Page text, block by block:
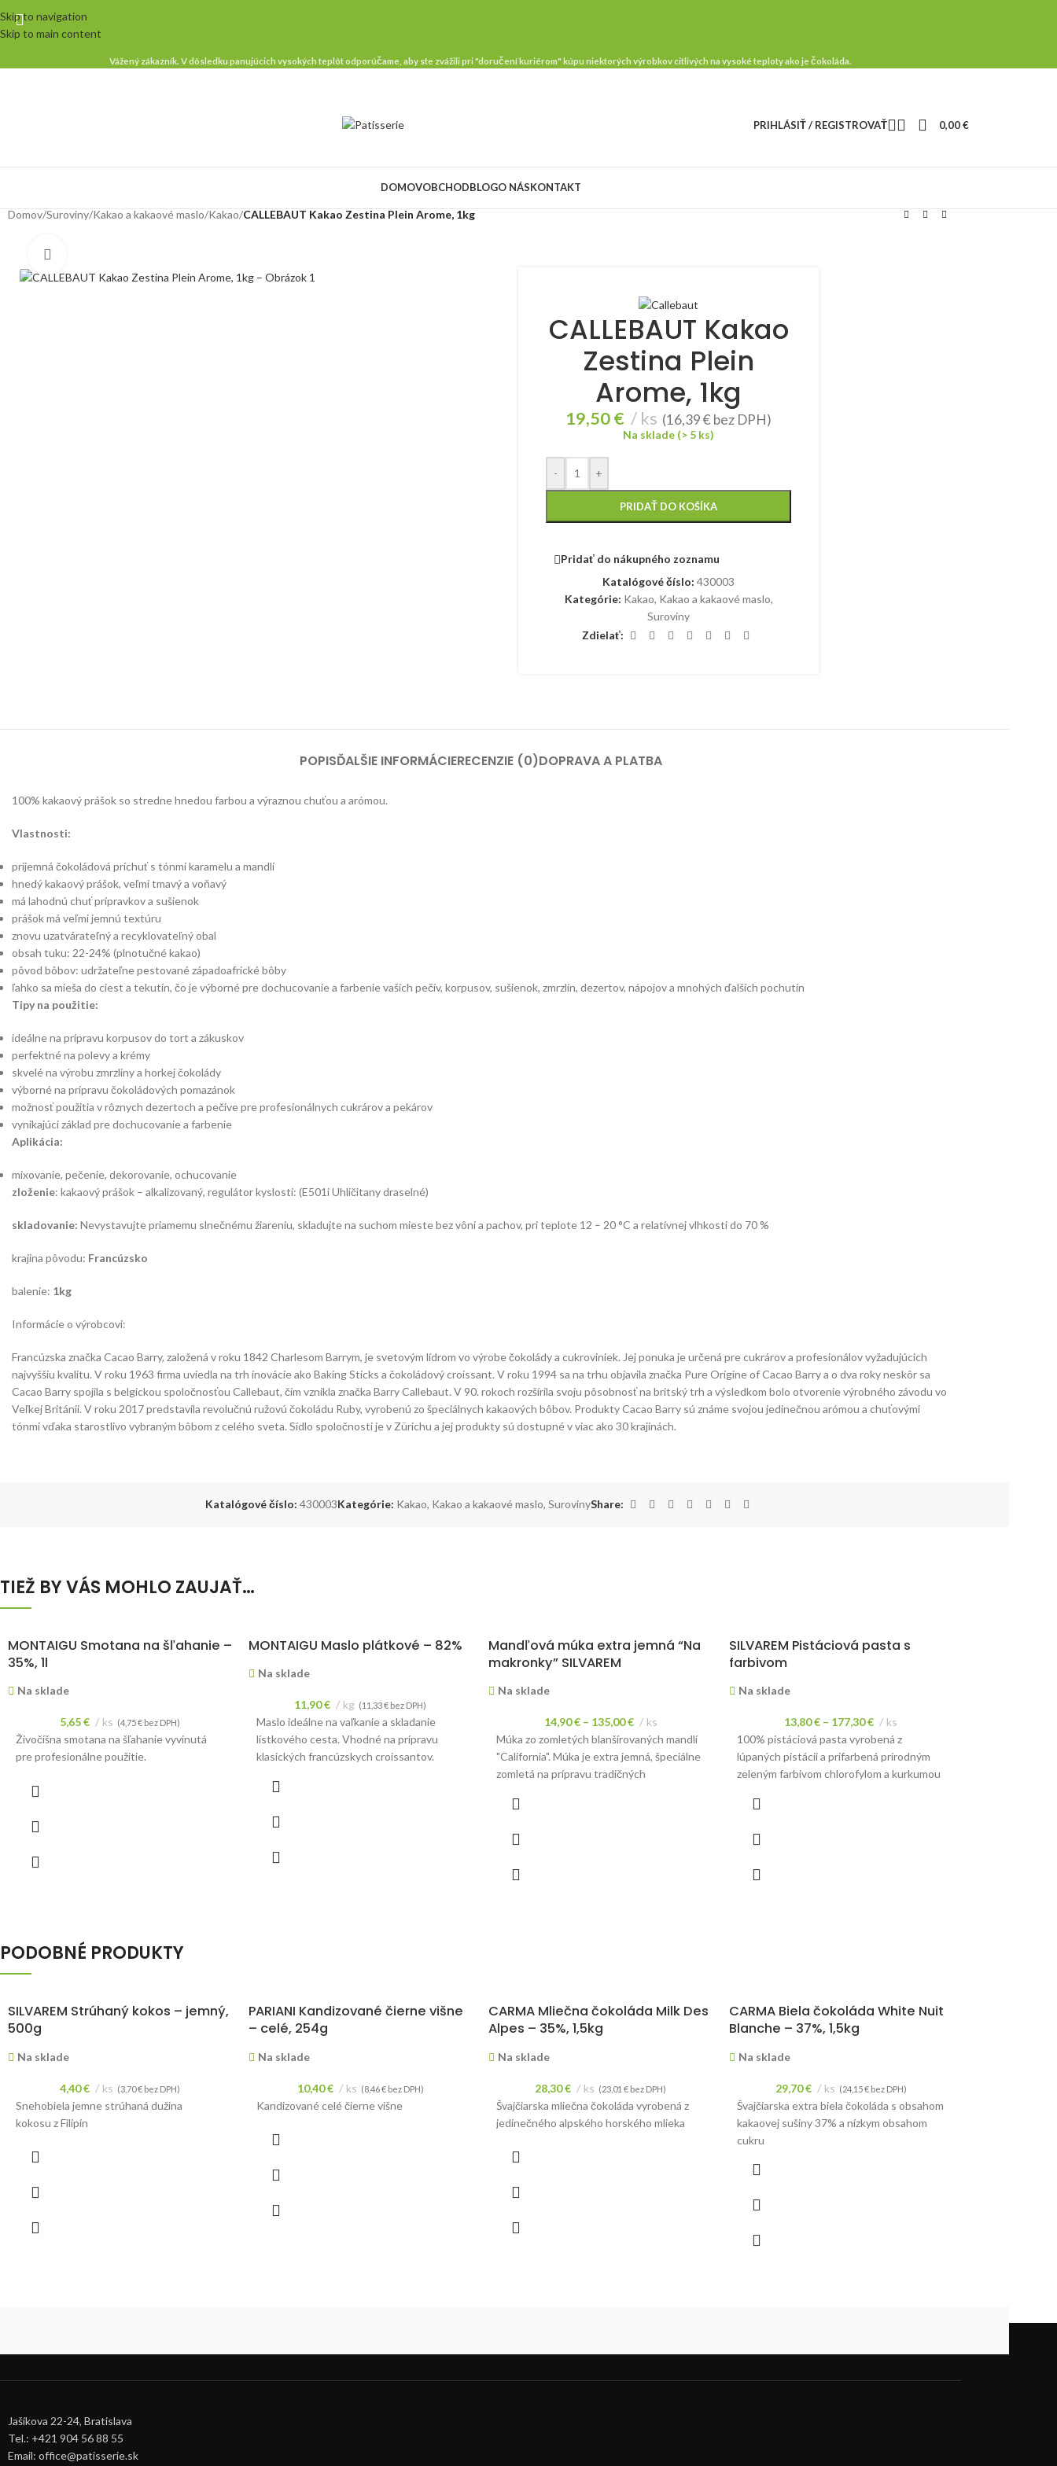
Skip to navigation
Skip to main content
Vážený zákazník. V dôsledku panujúcich vysokých teplôt odporúčame, aby ste zvážili pri "doručení kuriérom" kúpu niektorých výrobkov citlivých na vysoké teploty ako je čokoláda.
PRIHLÁSIŤ / REGISTROVAŤ 0,00€
DOMOVOBCHODBLOGO NÁSKONTAKT
Domov/Suroviny/Kakao a kakaové maslo/Kakao/CALLEBAUT Kakao Zestina Plein Arome, 1kg
CALLEBAUT Kakao
Zestina Plein
Arome, 1kg
19,50€ ks (16,39€ bez DPH)
Na sklade (> 5 ks)
- +
PRIDAŤ DO KOŠÍKA
Pridať do nákupného zoznamu
Katalógové číslo:430003
Kategórie: Kakao, Kakao a kakaové maslo,
Suroviny
Zdielať:
POPISĎALŠIE INFORMÁCIERECENZIE (0)DOPRAVA A PLATBA
100% kakaový prášok so stredne hnedou farbou a výraznou chuťou a arómou.
Vlastnosti:
príjemná čokoládová príchuť s tónmi karamelu a mandlí
hnedý kakaový prášok, veľmi tmavý a voňavý
má lahodnú chuť prípravkov a sušienok
prášok má veľmi jemnú textúru
znovu uzatvárateľný a recyklovateľný obal
obsah tuku: 22-24% (plnotučné kakao)
pôvod bôbov: udržateľne pestované západoafrické bôby
ľahko sa mieša do ciest a tekutín, čo je výborné pre dochucovanie a farbenie vašich pečív, korpusov, sušienok, zmrzlín, dezertov, nápojov a mnohých ďalších pochutín
Tipy na použitie:
ideálne na prípravu korpusov do tort a zákuskov
perfektné na polevy a krémy
skvelé na výrobu zmrzliny a horkej čokolády
výborné na prípravu čokoládových pomazánok
možnosť použitia v rôznych dezertoch a pečive pre profesionálnych cukrárov a pekárov
vynikajúci základ pre dochucovanie a farbenie
Aplikácia:
mixovanie, pečenie, dekorovanie, ochucovanie
zloženie: kakaový prášok – alkalizovaný, regulátor kyslosti: (E501i Uhličitany draselné)
skladovanie: Nevystavujte priamemu slnečnému žiareniu, skladujte na suchom mieste bez vôní a pachov, pri teplote 12 – 20 °C a relatívnej vlhkosti do 70 %
krajina pôvodu: Francúzsko
balenie: 1kg
Informácie o výrobcovi:
Francúzska značka Cacao Barry, založená v roku 1842 Charlesom Barrym, je svetovým lídrom vo výrobe čokolády a cukroviniek. Jej ponuka je určená pre cukrárov a profesionálov vyžadujúcich
najvyššiu kvalitu. V roku 1963 firma uviedla na trh inovácie ako Baking Sticks a čokoládový croissant. V roku 1994 sa na trhu objavila značka Pure Origine of Cacao Barry a o dva roky neskôr sa
Cacao Barry spojila s belgickou spoločnosťou Callebaut, čím vznikla značka Barry Callebaut. V 90. rokoch rozšírila svoju pôsobnosť na britský trh a výsledkom bolo otvorenie výrobného závodu vo
Veľkej Británii. V roku 2017 predstavila revolučnú ružovú čokoládu Ruby, vyrobenú zo špeciálnych kakaových bôbov. Produkty Cacao Barry sú známe svojou jedinečnou arómou a chuťovými
tónmi vďaka starostlivo vybraným bôbom z celého sveta. Sídlo spoločnosti je v Zürichu a jej produkty sú dostupné v viac ako 30 krajinách.
Katalógové číslo: 430003Kategórie: Kakao, Kakao a kakaové maslo, SurovinyShare:
TIEŽ BY VÁS MOHLO ZAUJAŤ…
MONTAIGU Smotana na šľahanie –
35%, 1l
Na sklade
5,65€ ks (4,75€ bez DPH)
Živočíšna smotana na šľahanie vyvinutá
pre profesionálne použitie.
MONTAIGU Maslo plátkové – 82%
Na sklade
11,90€ kg (11,33€ bez DPH)
Maslo ideálne na vaľkanie a skladanie
lístkového cesta. Vhodné na prípravu
klasických francúzskych croissantov.
Cena je uvedená za 1kg.
Mandľová múka extra jemná “Na
makronky” SILVAREM
Na sklade
14,90€ – 135,00€
ks
Múka zo zomletých blanšírovaných mandlí
"California". Múka je extra jemná, špeciálne
zomletá na prípravu tradičných
SILVAREM Pistáciová pasta s
farbivom
Na sklade
13,80€ – 177,30€
ks
100% pistáciová pasta vyrobená z
lúpaných pistácií a prifarbená prírodným
zeleným farbivom chlorofylom a kurkumou
PODOBNÉ PRODUKTY
SILVAREM Strúhaný kokos – jemný,
500g
Na sklade
4,40€ ks (3,70€ bez DPH)
Snehobiela jemne strúhaná dužina
kokosu z Filipín
PARIANI Kandizované čierne višne
– celé, 254g
Na sklade
10,40€ ks (8,46€bez DPH)
Kandizované celé čierne višne
CARMA Mliečna čokoláda Milk Des
Alpes – 35%, 1,5kg
Na sklade
28,30€ ks (23,01€ bez DPH)
Švajčiarska mliečna čokoláda vyrobená z
jedinečného alpského horského mlieka
CARMA Biela čokoláda White Nuit
Blanche – 37%, 1,5kg
Na sklade
29,70€ ks (24,15€bez DPH)
Švajčiarska extra biela čokoláda s obsahom
kakaovej sušiny 37% a nízkym obsahom
cukru
Jašíkova 22-24, Bratislava
Tel.: +421 904 56 88 55
Email: office@patisserie.sk